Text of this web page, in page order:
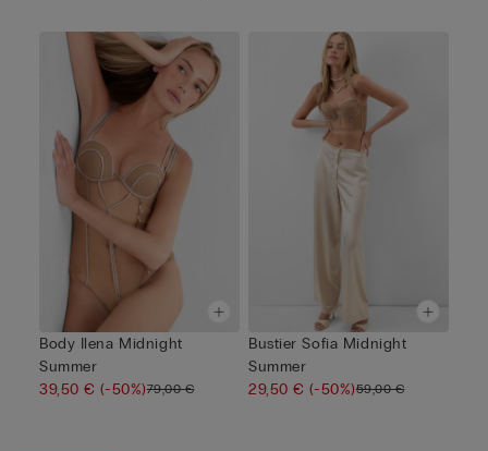
Body Ilena Midnight
Summer
39,50 €(-50%)79,00 €
Bustier Sofia Midnight
Summer
29,50 €(-50%)59,00 €